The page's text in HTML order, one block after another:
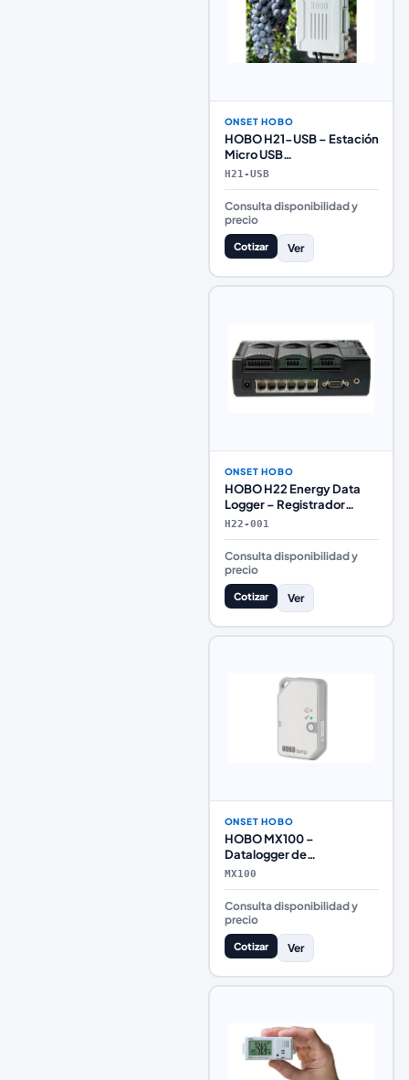
ONSET HOBO
HOBO H21-USB – Estación
Micro USB
Multiparamétrica para
H21-USB
Consulta disponibilidad y
precio
Cotizar Ver
ONSET HOBO
HOBO H22 Energy Data
Logger – Registrador
Multipropósito para
H22-001
Consulta disponibilidad y
precio
Cotizar Ver
ONSET HOBO
HOBO MX100 –
Datalogger de
Temperatura con
MX100
Consulta disponibilidad y
precio
Cotizar Ver